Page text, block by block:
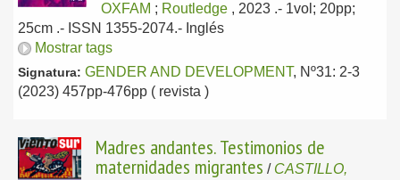
OXFAM ; Routledge , 2023 .- 1vol; 20pp;
25cm .- ISSN 1355-2074.- Inglés
Mostrar tags
Signatura: GENDER AND DEVELOPMENT, Nº31: 2-3
(2023) 457pp-476pp ( revista )
Madres andantes. Testimonios de
maternidades migrantes / CASTILLO,